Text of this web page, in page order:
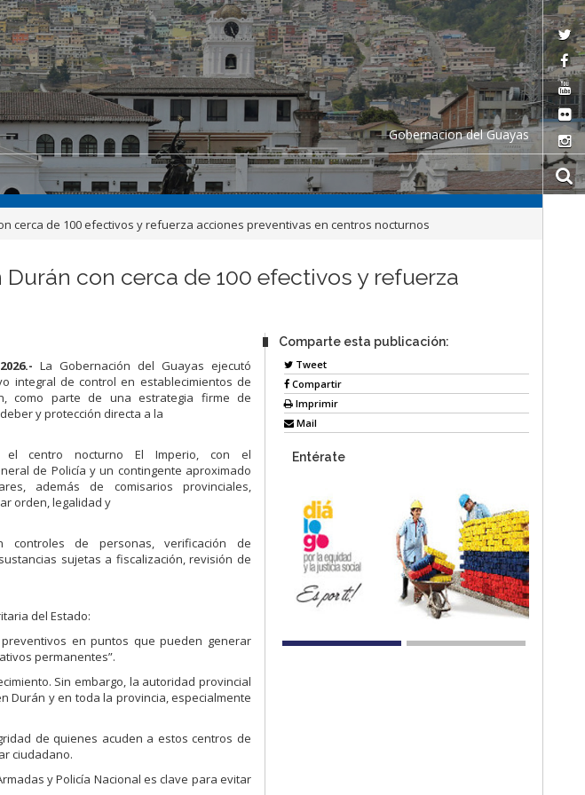
Gobernacion del Guayas
cerca de 100 efectivos y refuerza acciones preventivas en centros nocturnos
con cerca de 100 efectivos y refuerza
La Gobernación del Guayas ejecutó
integral de control en establecimientos de
como parte de una estrategia firme de
y protección directa a la
centro nocturno El Imperio, con el
de Policía y un contingente aproximado
además de comisarios provinciales,
orden, legalidad y
de personas, verificación de
sujetas a fiscalización, revisión de
del Estado:
en puntos que pueden generar
permanentes”.
Sin embargo, la autoridad provincial
Durán y en toda la provincia, especialmente
de quienes acuden a estos centros de
ciudadano.
y Policía Nacional es clave para evitar
Comparte esta publicación:
Tweet
Compartir
Imprimir
Mail
Entérate